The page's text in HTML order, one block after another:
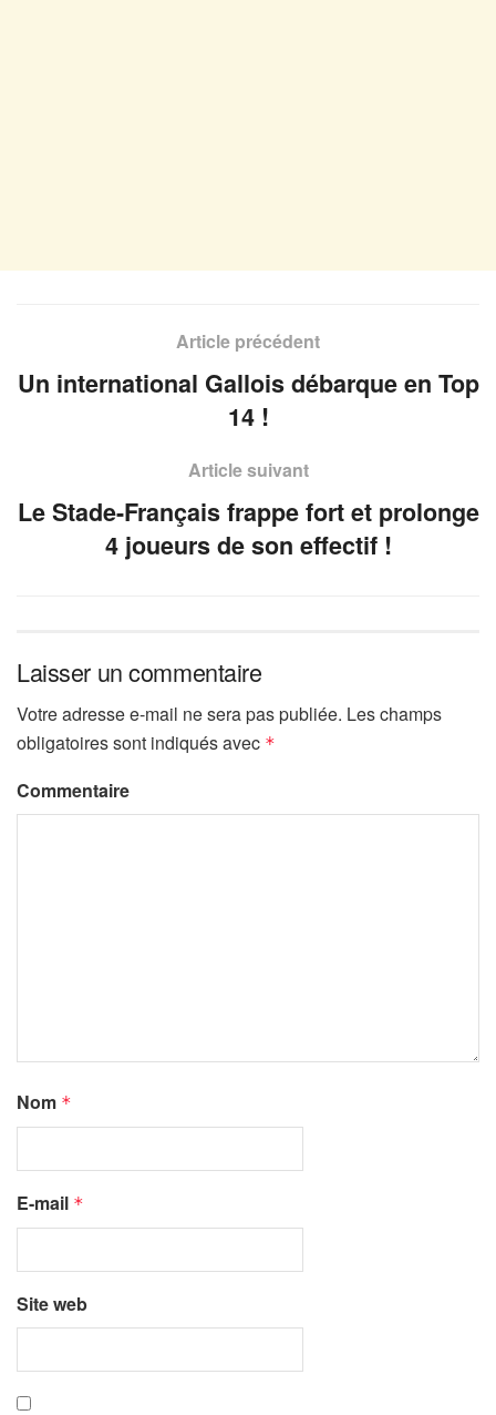
Article précédent
Un international Gallois débarque en Top
14 !
Article suivant
Le Stade-Français frappe fort et prolonge
4 joueurs de son effectif !
Laisser un commentaire
Votre adresse e-mail ne sera pas publiée. Les champs
obligatoires sont indiqués avec *
Commentaire
Nom *
E-mail *
Site web